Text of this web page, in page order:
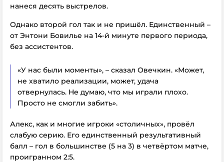
нанеся десять выстрелов.
Однако второй гол так и не пришёл. Единственный –
от Энтони Бовилье на 14-й минуте первого периода,
без ассистентов.
«У нас были моменты», – сказал Овечкин. «Может,
не хватило реализации, может, удача
отвернулась. Не думаю, что мы играли плохо.
Просто не смогли забить».
Алекс, как и многие игроки «столичных», провёл
слабую серию. Его единственный результативный
балл – гол в большинстве (5 на 3) в четвёртом матче,
проигранном 2:5.